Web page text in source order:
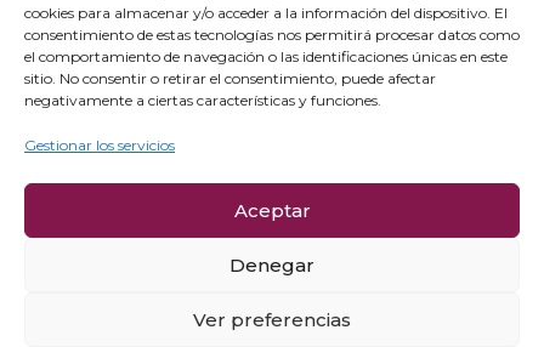
cookies para almacenar y/o acceder a la información del dispositivo. El
consentimiento de estas tecnologías nos permitirá procesar datos como
el comportamiento de navegación o las identificaciones únicas en este
sitio. No consentir o retirar el consentimiento, puede afectar
negativamente a ciertas características y funciones.
Gestionar los servicios
Aceptar
Denegar
Ver preferencias
Agenda cultural
Preguntas frecuentes
Grupos privados
Política de privacidad
Política de cookies